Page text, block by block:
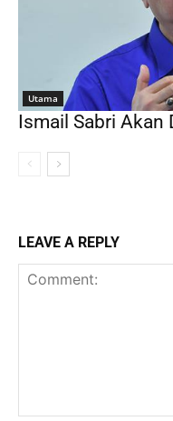
Utama
Ismail Sabri Akan
LEAVE A REPLY